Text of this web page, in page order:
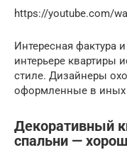
https://youtube.com/
Интересная фактура
интерьере квартиры
стиле. Дизайнеры
оформленные в иных
Декоративный
спальни —